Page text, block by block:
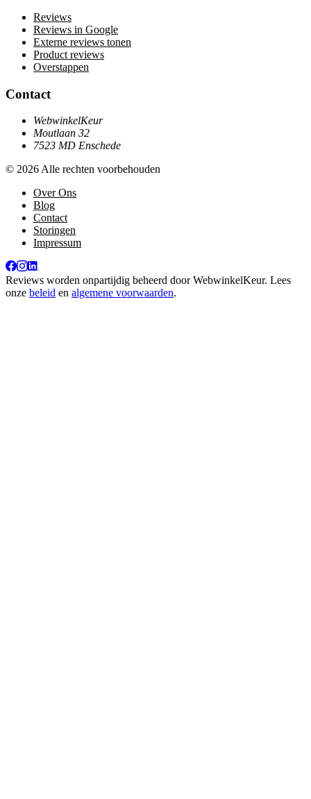
Reviews
Reviews in Google
Externe reviews tonen
Product reviews
Overstappen
Contact
WebwinkelKeur
Moutlaan 32
7523 MD Enschede
© 2026 Alle rechten voorbehouden
Over Ons
Blog
Contact
Storingen
Impressum
Reviews worden onpartijdig beheerd doorWebwinkelKeur. Lees
onze beleid en algemene voorwaarden.